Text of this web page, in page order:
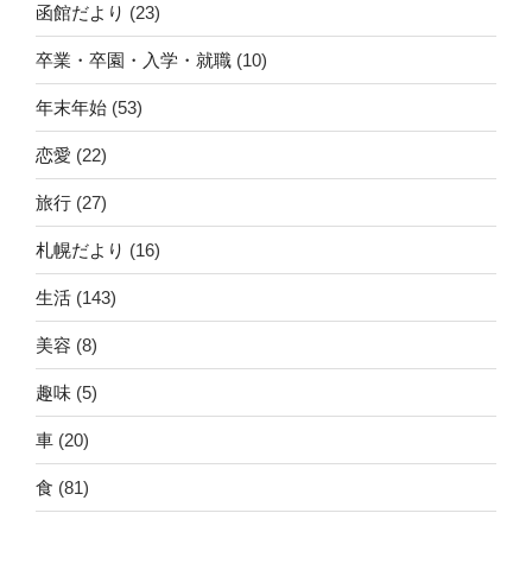
函館だより (23)
卒業・卒園・入学・就職 (10)
年末年始 (53)
恋愛 (22)
旅行 (27)
札幌だより (16)
生活 (143)
美容 (8)
趣味 (5)
車 (20)
食 (81)